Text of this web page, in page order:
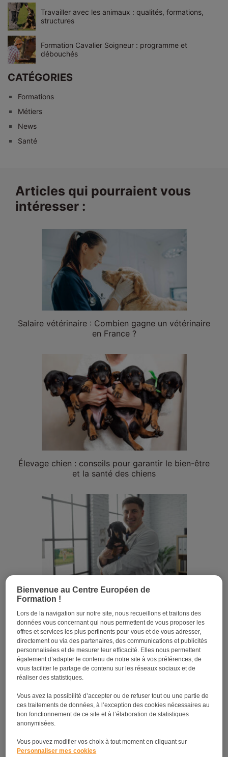
Travailler avec les animaux : qualités, formations,
structures
Formation Cavalier Soigneur : programme et
débouchés
CATÉGORIES
Formations
Métiers
News
Santé
Articles qui pourraient vous
intéresser :
Salaire vétérinaire : Combien gagne un vétérinaire
en France ?
Élevage chien : conseils pour garantir le bien-être
et la santé des chiens
Soigneur animalier : un métier fascinant !
Bienvenue au Centre Européen de
Formation !
Lors de la navigation sur notre site, nous recueillons et traitons des
données vous concernant qui nous permettent de vous proposer les
offres et services les plus pertinents pour vous et de vous adresser,
directement ou via des partenaires, des communications et publicités
personnalisées et de mesurer leur efficacité. Elles nous permettent
également d’adapter le contenu de notre site à vos préférences, de
vous faciliter le partage de contenu sur les réseaux sociaux et de
réaliser des statistiques.
Vous avez la possibilité d’accepter ou de refuser tout ou une partie de
ces traitements de données, à l’exception des cookies nécessaires au
bon fonctionnement de ce site et à l’élaboration de statistiques
anonymisées.
Vous pouvez modifier vos choix à tout moment en cliquant sur
Personnaliser mes cookies